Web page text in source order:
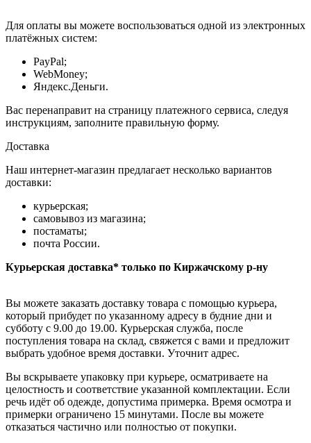
Для оплаты вы можете воспользоваться одной из электронных
платёжных систем:
PayPal;
WebMoney;
Яндекс.Деньги.
Вас перенаправит на страницу платежного сервиса, следуя
инструкциям, заполните правильную форму.
Доставка
Наш интернет-магазин предлагает несколько вариантов
доставки:
курьерская;
самовывоз из магазина;
постаматы;
почта России.
Курьерская доставка* только по Киржачскому р-ну
Вы можете заказать доставку товара с помощью курьера,
который прибудет по указанному адресу в будние дни и
субботу с 9.00 до 19.00. Курьерская служба, после
поступления товара на склад, свяжется с вами и предложит
выбрать удобное время доставки. Уточнит адрес.
Вы вскрываете упаковку при курьере, осматриваете на
целостность и соответствие указанной комплектации. Если
речь идёт об одежде, допустима примерка. Время осмотра и
примерки ограничено 15 минутами. После вы можете
отказаться частично или полностью от покупки.